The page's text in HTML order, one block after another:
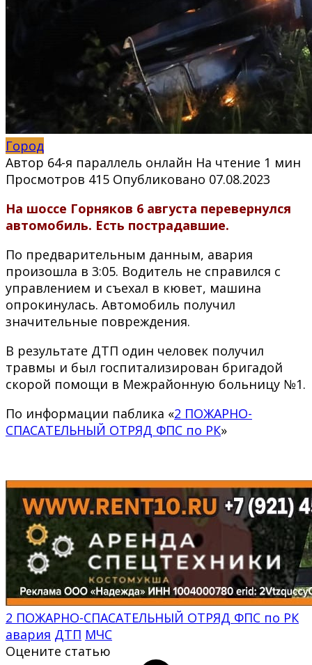
Город
Автор 64-я параллель онлайн На чтение 1 мин
Просмотров 415 Опубликовано 07.08.2023
На шоссе Горняков 6 августа перевернулся
автомобиль. Есть пострадавшие.
По предварительным данным, авария
произошла в 3:05. Водитель не справился с
управлением и съехал в кювет, машина
опрокинулась. Автомобиль получил
значительные повреждения.
В результате ДТП один человек получил
травмы и был госпитализирован бригадой
скорой помощи в Межрайонную больницу №1.
По информации паблика «2 ПОЖАРНО-
СПАСАТЕЛЬНЫЙ ОТРЯД ФПС по РК»
2 ПОЖАРНО-СПАСАТЕЛЬНЫЙ ОТРЯД ФПС по РК
авария ДТП МЧС
Оцените статью